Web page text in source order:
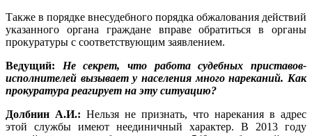
Также в порядке внесудебного порядка обжалования действий
указанного органа граждане вправе обратиться в органы
прокуратуры с соответствующим заявлением.
Ведущий: Не секрет, что работа судебных приставов-
исполнителей вызывает у населения много нареканий. Как
прокуратура реагирует на эту ситуацию?
Долбнин А.И.: Нельзя не признать, что нарекания в адрес
этой службы имеют неединичный характер. В 2013 году